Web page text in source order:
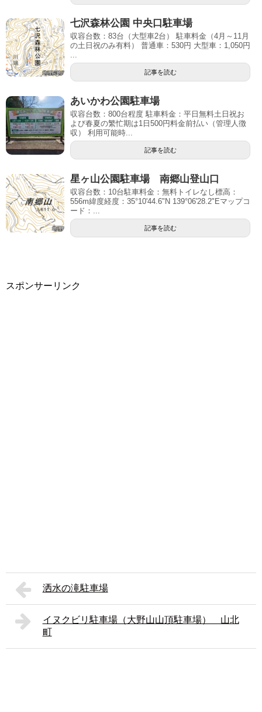
七沢森林公園 中央口駐車場
収容台数：83台（大型車2台） 駐車料金（4月～11月
の土日祝のみ有料） 普通車：530円 大型車：1,050円
記事を読む
あいかわ公園駐車場
収容台数：800台程度 駐車料金：平日無料土日祝お
よび春夏の繁忙期は1日500円料金前払い（管理人徴
収） 利用可能時...
記事を読む
星ヶ山公園駐車場 南郷山登山口
収容台数：10台駐車料金：無料トイレなし標高：
556m緯度経度：35°10'44.6"N 139°06'28.2"Eマップコ
ード：...
記事を読む
スポンサーリンク
洒水の滝駐車場
イヌクビリ駐車場（大野山山頂駐車場） 山北
町